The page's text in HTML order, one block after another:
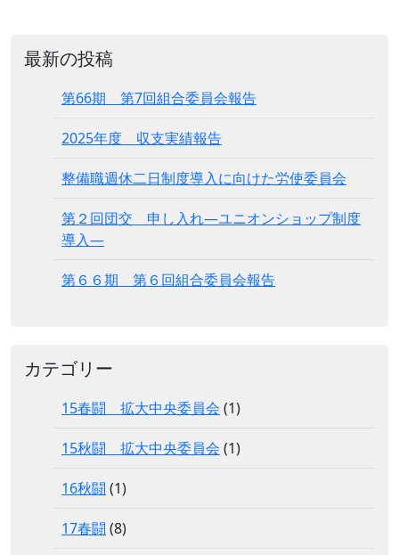
最新の投稿
第66期 第7回組合委員会報告
2025年度 収支実績報告
整備職週休二日制度導入に向けた労使委員会
第２回団交 申し入れ―ユニオンショップ制度
導入―
第６６期 第６回組合委員会報告
カテゴリー
15春闘 拡大中央委員会 (1)
15秋闘 拡大中央委員会 (1)
16秋闘 (1)
17春闘 (8)